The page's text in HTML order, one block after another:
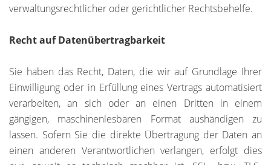
verwaltungsrechtlicher oder gerichtlicher Rechtsbehelfe.
Recht auf Datenübertragbarkeit
Sie haben das Recht, Daten, die wir auf Grundlage Ihrer
Einwilligung oder in Erfüllung eines Vertrags automatisiert
verarbeiten, an sich oder an einen Dritten in einem
gängigen, maschinenlesbaren Format aushändigen zu
lassen. Sofern Sie die direkte Übertragung der Daten an
einen anderen Verantwortlichen verlangen, erfolgt dies